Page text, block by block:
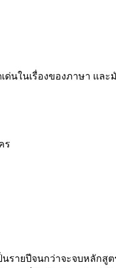
ในเรื่องของภาษา และ
ร
ปีจนกว่าจะจบหลักสูตร